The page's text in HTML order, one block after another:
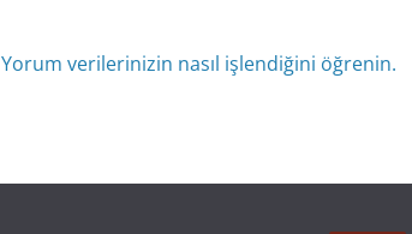
Yorum verilerinizin nasıl işlendiğini öğrenin.